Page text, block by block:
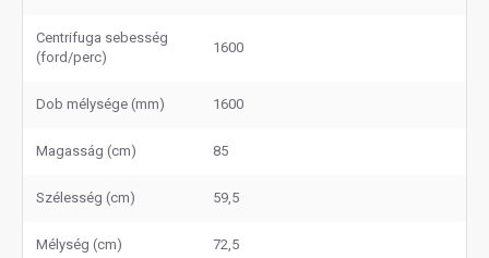
Centrifuga sebesség
(ford/perc)
1600
Dob mélysége (mm) 1600
Magasság (cm) 85
Szélesség (cm) 59,5
Mélység (cm) 72,5